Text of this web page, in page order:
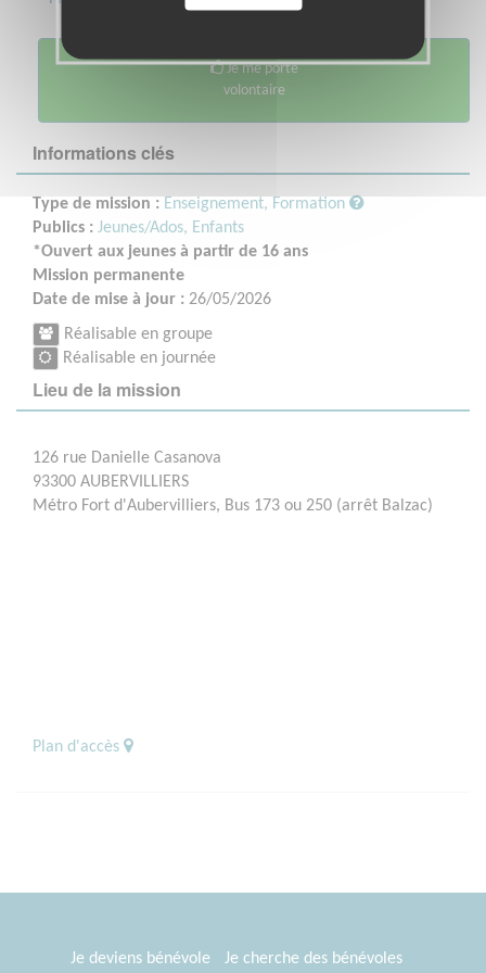
Je me porte
volontaire
Informations clés
Type de mission : Enseignement, Formation
Publics : Jeunes/Ados, Enfants
*Ouvert aux jeunes à partir de 16 ans
Mission permanente
Date de mise à jour : 26/05/2026
Réalisable en groupe
Réalisable en journée
Lieu de la mission
126 rue Danielle Casanova
93300 AUBERVILLIERS
Métro Fort d'Aubervilliers, Bus 173 ou 250 (arrêt Balzac)
Plan d'accès
Je deviens bénévole Je cherche des bénévoles